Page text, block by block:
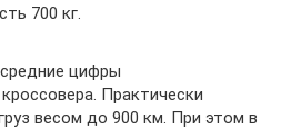
700 кг.
цифры
Практически
весом до 900 км. При этом в